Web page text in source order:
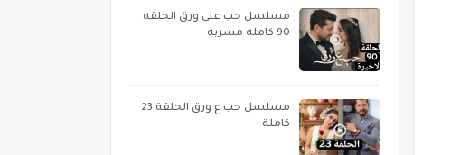
مسلسل حب على ورق الحلقه
90 كامله مسربه
مسلسل حب ع ورق الحلقة 23
كاملة